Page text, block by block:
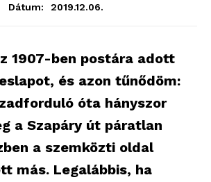
Dátum: 2019.12.06.
1907-ben postára adott
és azon tűnődöm:
óta hányszor
a Szapáry út páratlan
a szemközti oldal
más. Legalábbis, ha